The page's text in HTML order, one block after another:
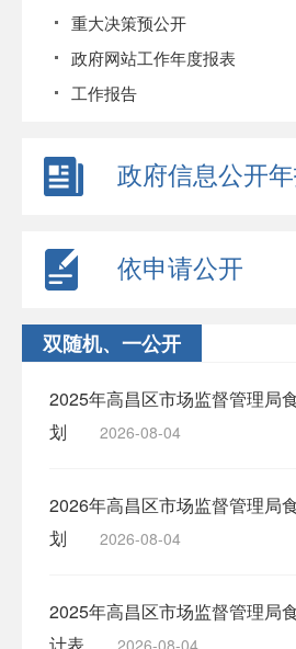
重大决策预公开
政府网站工作年度报表
工作报告
政府信息公开
依申请公开
双随机、一公开
2025年高昌区市场监督管理局
划
2026-08-04
2026年高昌区市场监督管理局
划
2026-08-04
2025年高昌区市场监督管理局
2026-08-04